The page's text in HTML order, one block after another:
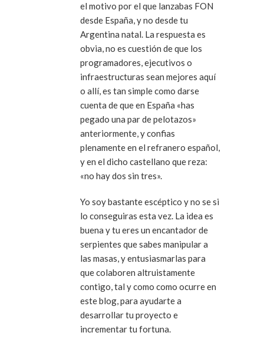
el motivo por el que lanzabas FON
desde España, y no desde tu
Argentina natal. La respuesta es
obvia, no es cuestión de que los
programadores, ejecutivos o
infraestructuras sean mejores aquí
o allí, es tan simple como darse
cuenta de que en España «has
pegado una par de pelotazos»
anteriormente, y confias
plenamente en el refranero español,
y en el dicho castellano que reza:
«no hay dos sin tres».
Yo soy bastante escéptico y no se si
lo conseguiras esta vez. La idea es
buena y tu eres un encantador de
serpientes que sabes manipular a
las masas, y entusiasmarlas para
que colaboren altruistamente
contigo, tal y como como ocurre en
este blog, para ayudarte a
desarrollar tu proyecto e
incrementar tu fortuna.